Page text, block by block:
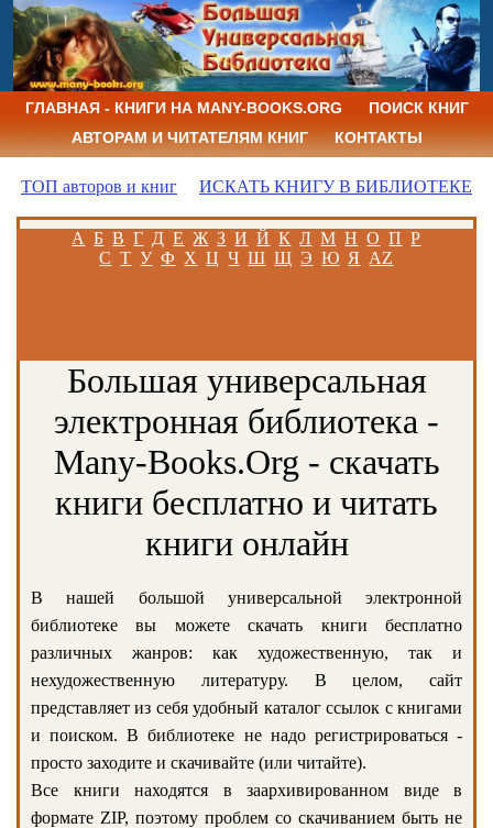
ГЛАВНАЯ - КНИГИ НА MANY-BOOKS.ORG
ПОИСК КНИГ
АВТОРАМ И ЧИТАТЕЛЯМ КНИГ
КОНТАКТЫ
ТОП авторов и книг ИСКАТЬ КНИГУ В БИБЛИОТЕКЕ
А Б В Г Д Е Ж З И Й К Л М Н О П Р
С Т У Ф Х Ц Ч Ш Щ Э Ю Я AZ
Большая универсальная
электронная библиотека -
Many-Books.Org - скачать
книги бесплатно и читать
книги онлайн
В нашей большой универсальной электронной
библиотеке вы можете скачать книги бесплатно
различных жанров: как художественную, так и
нехудожественную литературу. В целом, сайт
представляет из себя удобный каталог ссылок с книгами
и поиском. В библиотеке не надо регистрироваться -
просто заходите и скачивайте (или читайте).
Все книги находятся в заархивированном виде в
формате ZIP, поэтому проблем со скачиванием быть не